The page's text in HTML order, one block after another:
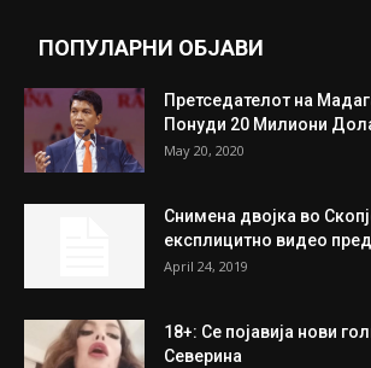
ПОПУЛАРНИ ОБЈАВИ
Претседателот на
Понуди 20 Милиони
May 20, 2020
Снимена двојка во
експлицитно видео
April 24, 2019
18+: Се појавија нови
Северина